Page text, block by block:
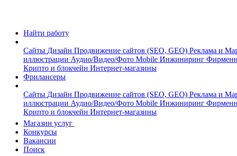
Найти работу
Сайты Дизайн Продвижение сайтов (SEO, GEO) Реклама и
иллюстрации Аудио/Видео/Фото Mobile Инжиниринг
Крипто и блокчейн Интернет-магазины
Фрилансеры
Сайты Дизайн Продвижение сайтов (SEO, GEO) Реклама и
иллюстрации Аудио/Видео/Фото Mobile Инжиниринг
Крипто и блокчейн Интернет-магазины
Магазин услуг
Конкурсы
Вакансии
Поиск